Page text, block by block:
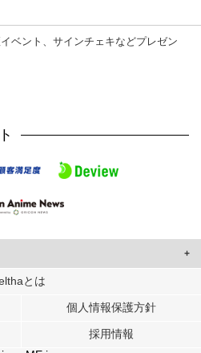
ベント、サインチェキなどプレゼン
ユーザーに合わせたコンテンツや広告の
各パートナーに提供しています。
ーが各パートナーに提供した他の情報や、
とは
個人情報保護方針
採用情報